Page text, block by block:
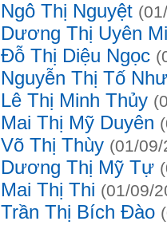
Ngô Thị Nguyệt
Dương Thị Uyên Mi
Đỗ Thị Diệu Ngọc
Nguyễn Thị Tố Như
Lê Thị Minh Thủy
Mai Thị Mỹ Duyên
Võ Thị Thùy (01/
Dương Thị Mỹ Tự
Mai Thị Thi (01/09/
Trần Thị Bích Đào